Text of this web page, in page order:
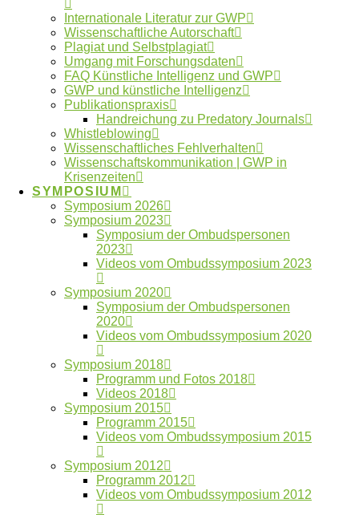
Internationale Literatur zur GWP
Wissenschaftliche Autorschaft
Plagiat und Selbstplagiat
Umgang mit Forschungsdaten
FAQ Künstliche Intelligenz und GWP
GWP und künstliche Intelligenz
Publikationspraxis
Handreichung zu Predatory Journals
Whistleblowing
Wissenschaftliches Fehlverhalten
Wissenschaftskommunikation | GWP in
Krisenzeiten
SYMPOSIUM
Symposium 2026
Symposium 2023
Symposium der Ombudspersonen
2023
Videos vom Ombudssymposium 2023
Symposium 2020
Symposium der Ombudspersonen
2020
Videos vom Ombudssymposium 2020
Symposium 2018
Programm und Fotos 2018
Videos 2018
Symposium 2015
Programm 2015
Videos vom Ombudssymposium 2015
Symposium 2012
Programm 2012
Videos vom Ombudssymposium 2012
geöffnet
Anmeldung digitaler Workshoptag 2026
Jahresbericht 2025 des OWID online
Athens Statement: Empfehlungen für
verantwortungsbewusste transdisziplinäre
Forschung veröffentlicht
Impressum
FAQ
Kontakt
Datenschutzerklärung
Made with ❤︎ bygalaniprojects GmbH © 2026
Type and Press “enter” to Search
Deutsch